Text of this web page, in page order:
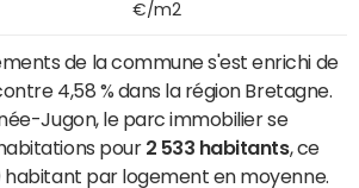
€/m2
de la commune s'est enrichi de
4,58 % dans la région Bretagne.
Jugon, le parc immobilier se
pour 2 533 habitants, ce
habitant par logement en moyenne.